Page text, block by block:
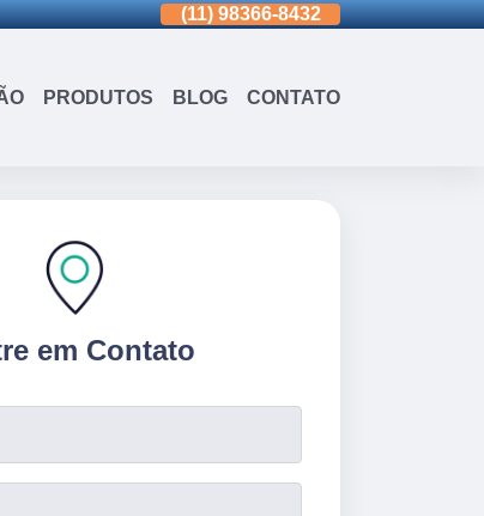
98366-8432 (15)3326-9334 (15)99109-
PRODUTOS BLOG CONTATO
em Contato